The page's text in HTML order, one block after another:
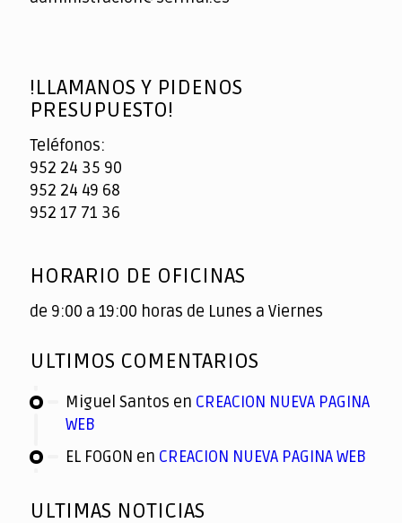
!LLAMANOS Y PIDENOS
PRESUPUESTO!
Teléfonos:
952 24 35 90
952 24 49 68
952 17 71 36
HORARIO DE OFICINAS
de 9:00 a 19:00 horas de Lunes a Viernes
ULTIMOS COMENTARIOS
Miguel Santos en CREACION NUEVA PAGINA
WEB
EL FOGON en CREACION NUEVA PAGINA WEB
ULTIMAS NOTICIAS